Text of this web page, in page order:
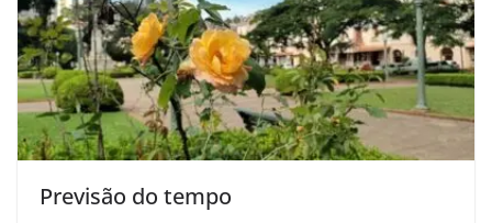
Previsão do tempo